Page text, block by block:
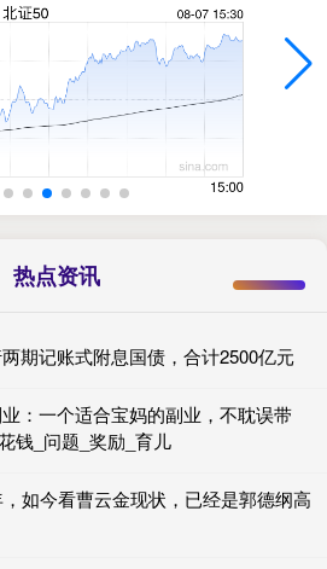
热点资讯
期记账式附息国债，合计2500亿元
：一个适合宝妈的副业，不耽误带
钱_问题_奖励_育儿
如今看曹云金现状，已经是郭德纲高